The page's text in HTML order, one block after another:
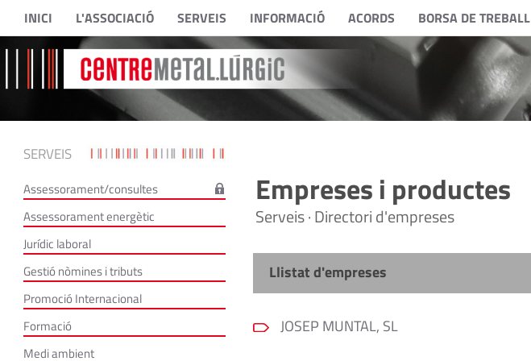
INICI L'ASSOCIACIÓ SERVEIS INFORMACIÓ ACORDS BORSA DE TREBALL
SERVEIS
Assessorament/consultes
Assessorament energètic
Jurídic laboral
Gestió nòmines i tributs
Promoció Internacional
Formació
Medi ambient
Empreses i productes
Serveis · Directori d'empreses
Llistat d'empreses
JOSEP MUNTAL, SL